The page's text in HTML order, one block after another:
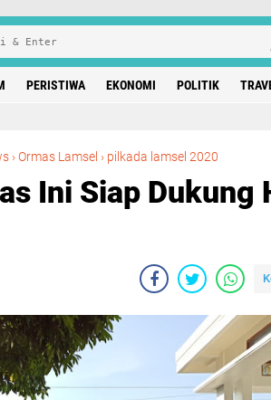
PERISTIWA EKONOMI POLITIK
›Ormas Lamsel › pilkada lamsel 2020
Ini Siap Dukung